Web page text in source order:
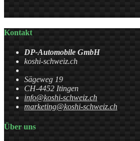
Kontakt
DP-Automobile GmbH
koshi-schweiz.ch
Sägeweg 19
CH-4452 Itingen
info@koshi-schweiz.ch
marketing@koshi-schweiz.ch
Über uns